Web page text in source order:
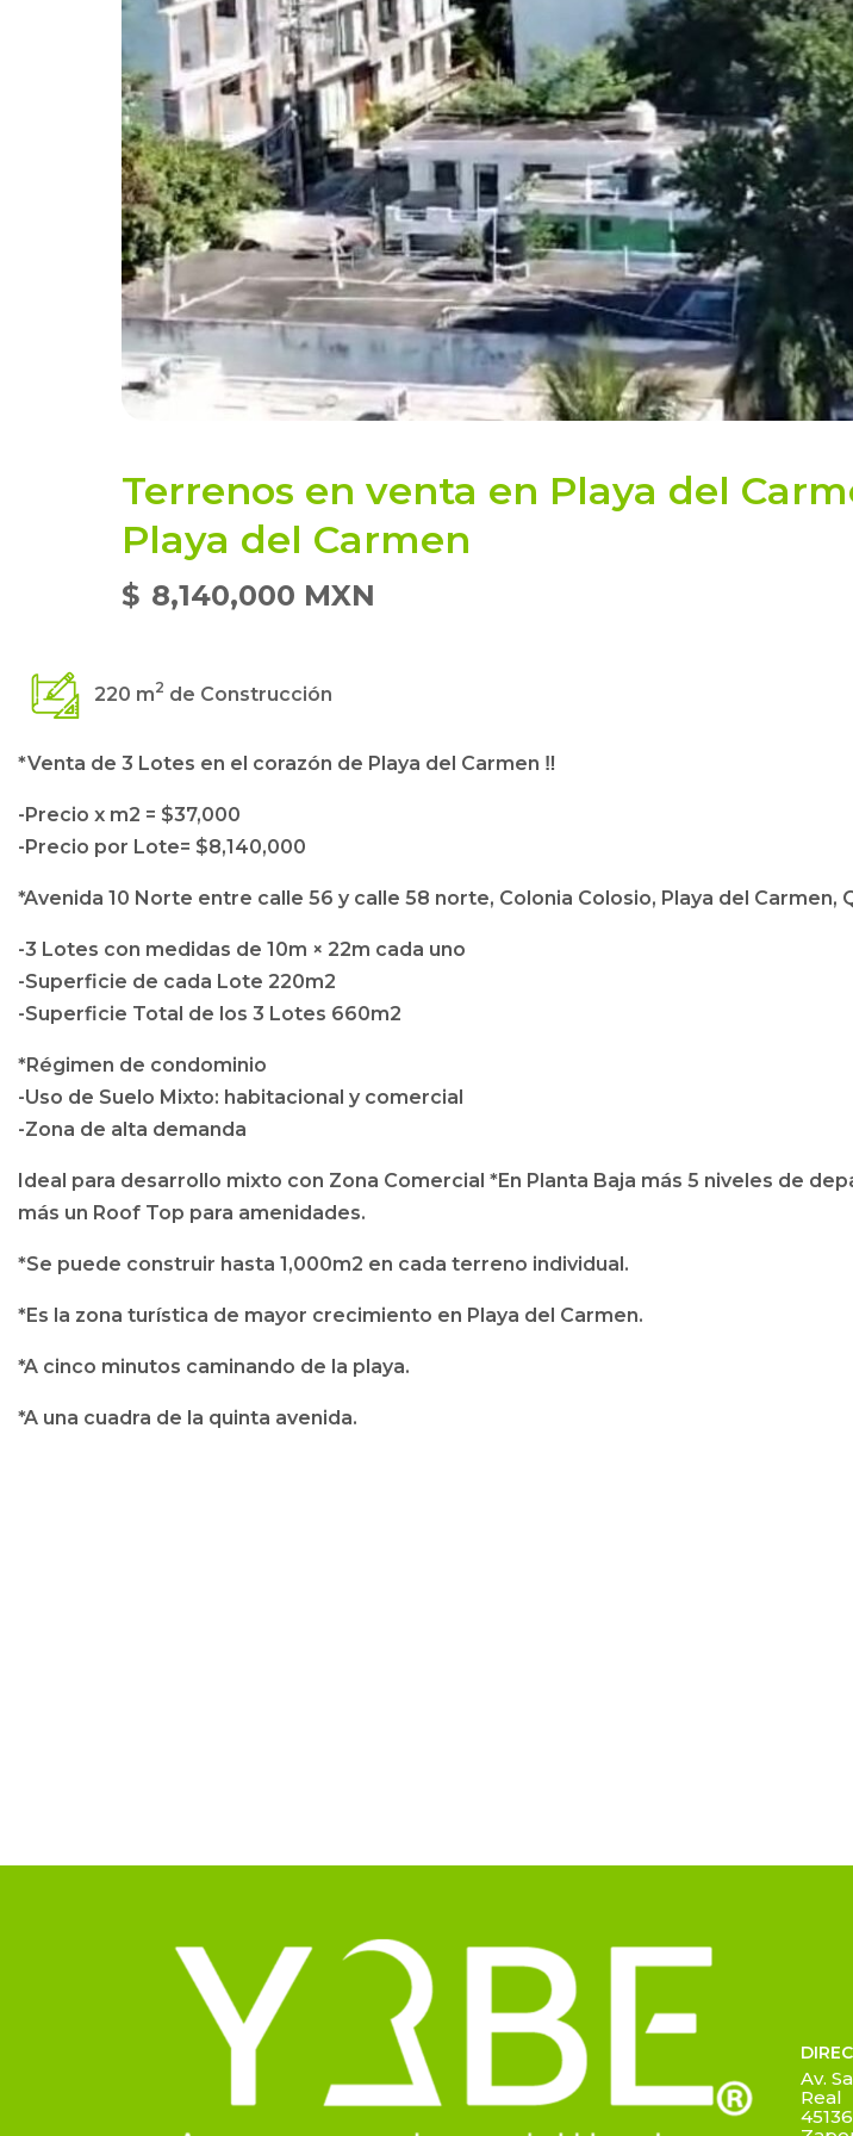
Terrenos en venta en Playa del
Playa del Carmen
$ 8,140,000 MXN
220 m2 de Construcción
*Venta de 3 Lotes en el corazón de Playa del Carmen ‼
-Precio x m2 = $37,000
-Precio por Lote= $8,140,000
*Avenida 10 Norte entre calle 56 y calle 58 norte, Colonia Colosio, Playa del Carmen,
-3 Lotes con medidas de 10m × 22m cada uno
-Superficie de cada Lote 220m2
-Superficie Total de los 3 Lotes 660m2
*Régimen de condominio
-Uso de Suelo Mixto: habitacional y comercial
-Zona de alta demanda
Ideal para desarrollo mixto con Zona Comercial *En Planta Baja más 5 niveles de
más un Roof Top para amenidades.
*Se puede construir hasta 1,000m2 en cada terreno individual.
*Es la zona turística de mayor crecimiento en Playa del Carmen.
*A cinco minutos caminando de la playa.
*A una cuadra de la quinta avenida.
Av.
Real
45136